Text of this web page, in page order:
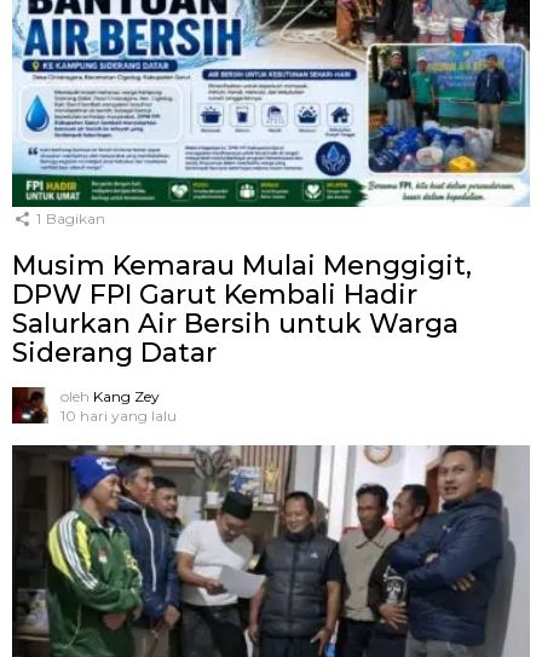
1 Bagikan
Musim Kemarau Mulai Menggigit,
DPW FPI Garut Kembali Hadir
Salurkan Air Bersih untuk Warga
Siderang Datar
oleh Kang Zey
10 hari yang lalu